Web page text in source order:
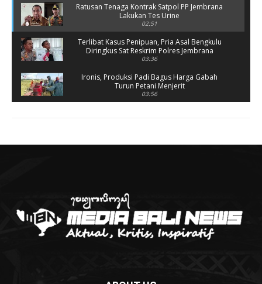
Ratusan Tenaga Kontrak Satpol PP Jembrana
Lakukan Tes Urine
02:51
Terlibat Kasus Penipuan, Pria Asal Bengkulu
Diringkus Sat Reskrim Polres Jembrana
03:36
Ironis, Produksi Padi Bagus Harga Gabah
Turun Petani Menjerit
03:56
Polres Jembrana Bekuk Pelaku Pencurian
Ungkap Penyebab Kebakaran Pasar Lelateng,
Polda Bali Terjunkan Tim Labfor
02:57